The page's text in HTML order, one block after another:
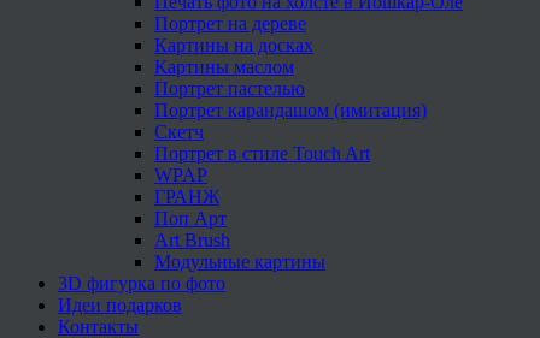
Портрет на дереве
Картины на досках
Картины маслом
Портрет пастелью
Портрет карандашом (имитация)
Скетч
Портрет в стиле Touch Art
WPAP
ГРАНЖ
Поп Арт
Art Brush
Модульные картины
3D фигурка по фото
Идеи подарков
Контакты